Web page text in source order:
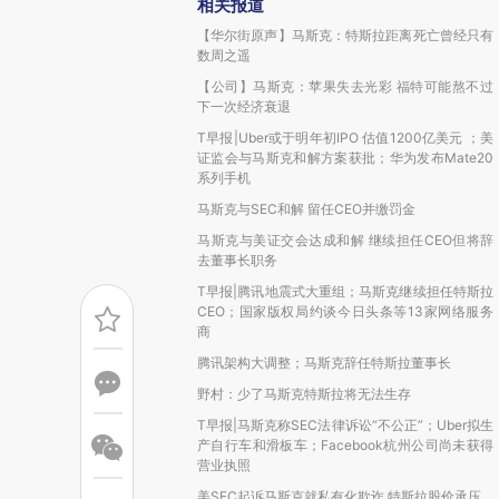
相关报道
【华尔街原声】马斯克：特斯拉距离死亡曾经只有
数周之遥
【公司】马斯克：苹果失去光彩 福特可能熬不过
下一次经济衰退
T早报|Uber或于明年初IPO 估值1200亿美元 ；美
证监会与马斯克和解方案获批；华为发布Mate20
系列手机
马斯克与SEC和解 留任CEO并缴罚金
马斯克与美证交会达成和解 继续担任CEO但将辞
去董事长职务
T早报|腾讯地震式大重组；马斯克继续担任特斯拉
CEO；国家版权局约谈今日头条等13家网络服务
商
腾讯架构大调整；马斯克辞任特斯拉董事长
野村：少了马斯克特斯拉将无法生存
T早报|马斯克称SEC法律诉讼“不公正”；Uber拟生
产自行车和滑板车；Facebook杭州公司尚未获得
营业执照